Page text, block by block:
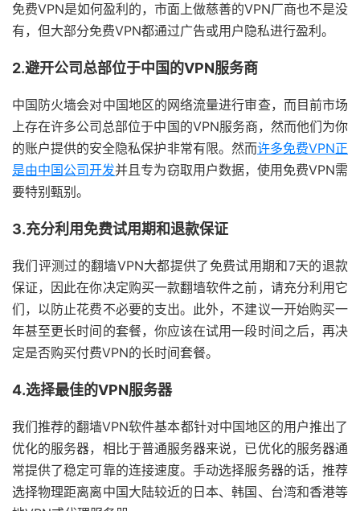
免费VPN是如何盈利的，市面上做慈善的VPN厂商也不是没
有，但大部分免费VPN都通过广告或用户隐私进行盈利。
2.避开公司总部位于中国的VPN服务商
中国防火墙会对中国地区的网络流量进行审查，而目前市场
上存在许多公司总部位于中国的VPN服务商，然而他们为你
的账户提供的安全隐私保护非常有限。然而许多免费VPN正
是由中国公司开发并且专为窃取用户数据，使用免费VPN需
要特别甄别。
3.充分利用免费试用期和退款保证
我们评测过的翻墙VPN大都提供了免费试用期和7天的退款
保证，因此在你决定购买一款翻墙软件之前，请充分利用它
们，以防止花费不必要的支出。此外，不建议一开始购买一
年甚至更长时间的套餐，你应该在试用一段时间之后，再决
定是否购买付费VPN的长时间套餐。
4.选择最佳的VPN服务器
我们推荐的翻墙VPN软件基本都针对中国地区的用户推出了
优化的服务器，相比于普通服务器来说，已优化的服务器通
常提供了稳定可靠的连接速度。手动选择服务器的话，推荐
选择物理距离离中国大陆较近的日本、韩国、台湾和香港等